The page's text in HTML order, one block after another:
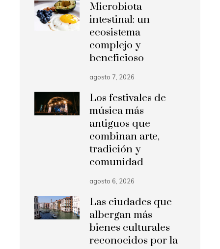
Microbiota
intestinal: un
ecosistema
complejo y
beneficioso
agosto 7, 2026
Los festivales de
música más
antiguos que
combinan arte,
tradición y
comunidad
agosto 6, 2026
Las ciudades que
albergan más
bienes culturales
reconocidos por la